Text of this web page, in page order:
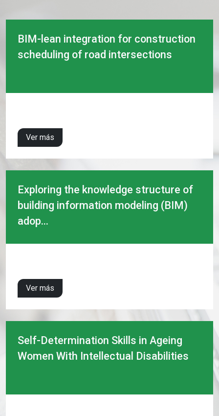
BIM-lean integration for construction
scheduling of road intersections
Ver más
Exploring the knowledge structure of
building information modeling (BIM)
adop...
Ver más
Self-Determination Skills in Ageing
Women With Intellectual Disabilities